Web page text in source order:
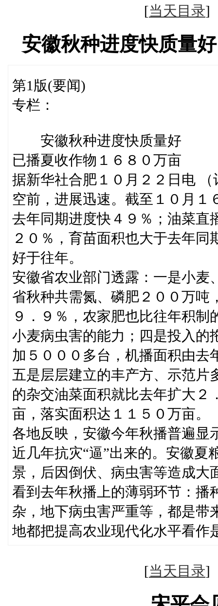
[当天目录
安徽秋种进度快质量
第1版(要闻)
专栏：
安徽秋种进度快质量好
已播夏收作物１６８０万亩
据新华社合肥１０月２２日电
空前，进展迅速。截至１０月１
去年同期进度快４９％；油菜直
２０％，育苗面积也大于去年
好于往年。
安徽省农业部门透露：一是小麦
省秋种共需氮、磷肥２００万吨
９．９％，农家肥也比往年积
小麦病虫害的能力；四是投入的
加５０００多台，机播面积由去
五是层层建立的丰产方、示范片
的杂交油菜面积就比去年扩大２
亩，落实面积达１１５０万亩。
各地反映，安徽今年秋播普遍显
近几年抗灾“逼”出来的。安徽夏
景，后因倒伏、病虫害等造成大
看到去年秋播上的薄弱环节：播
杂，地下病虫害严重等，都是带
地都把提高农业现代化水平看作
[当天目录